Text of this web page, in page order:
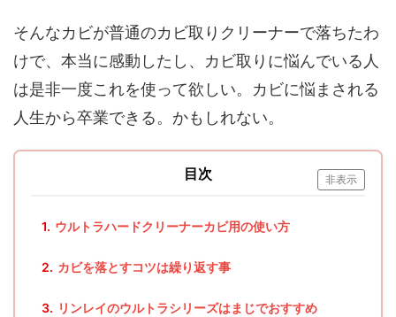
そんなカビが普通のカビ取りクリーナーで落ちたわ
けで、本当に感動したし、カビ取りに悩んでいる人
は是非一度これを使って欲しい。カビに悩まされる
人生から卒業できる。かもしれない。
目次 非表示
1. ウルトラハードクリーナーカビ用の使い方
2. カビを落とすコツは繰り返す事
3. リンレイのウルトラシリーズはまじでおすすめ